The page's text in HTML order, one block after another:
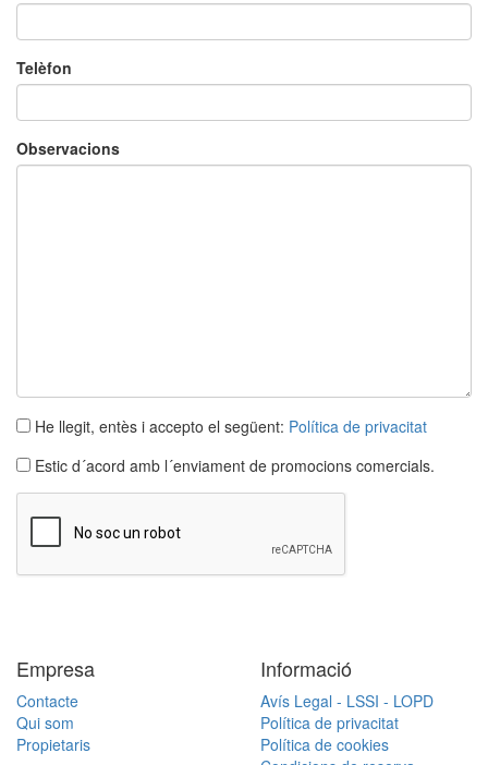
Telèfon
Observacions
He llegit, entès i accepto el següent: Política de privacitat
Estic d´acord amb l´enviament de promocions comercials.
Empresa
Contacte
Qui som
Propietaris
Informació
Avís Legal - LSSI - LOPD
Política de privacitat
Política de cookies